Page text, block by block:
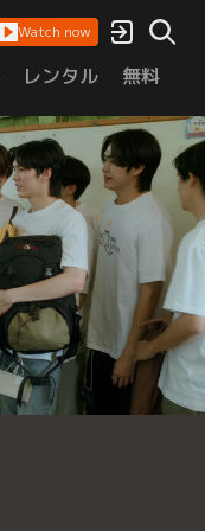
Watch now
レンタル 無料